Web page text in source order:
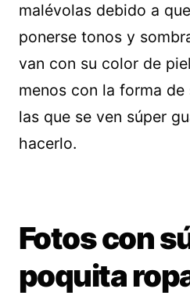
malévolas debido a
ponerse tonos y
van con su color de
menos con la forma de
las que se ven súper
hacerlo.
Fotos con
poquita